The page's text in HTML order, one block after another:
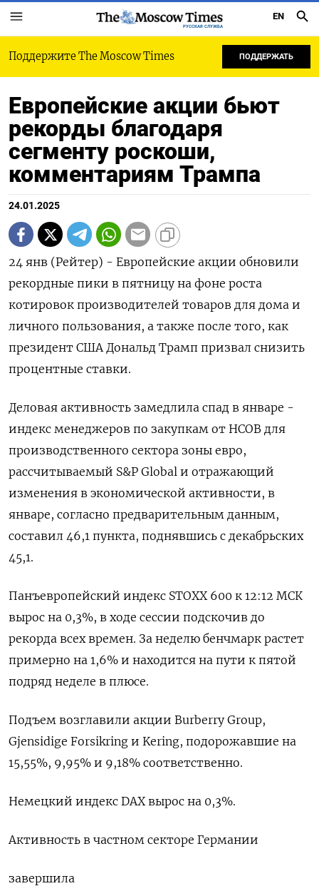
РУССКАЯ СЛУЖБА
EN
Поддержите The Moscow Times ПОДДЕРЖАТЬ
Европейские акции бьют
рекорды благодаря
сегменту роскоши,
комментариям Трампа
24.01.2025
24 янв (Рейтер) - Европейские акции обновили
рекордные пики в пятницу на фоне роста
котировок производителей товаров для дома и
личного пользования, а также после того, как
президент США Дональд Трамп призвал снизить
процентные ставки.
Деловая активность замедлила спад в январе -
индекс менеджеров по закупкам от HCOB для
производственного сектора зоны евро,
рассчитываемый S&P Global и отражающий
изменения в экономической активности, в
январе, согласно предварительным данным,
составил 46,1 пункта, поднявшись с декабрьских
45,1.
Панъевропейский индекс STOXX 600 к 12:12 МСК
вырос на 0,3%, в ходе сессии подскочив до
рекорда всех времен. За неделю бенчмарк растет
примерно на 1,6% и находится на пути к пятой
подряд неделе в плюсе.
Подъем возглавили акции Burberry Group,
Gjensidige Forsikring и Kering, подорожавшие на
15,55%, 9,95% и 9,18% соответственно.
Немецкий индекс DAX вырос на 0,3%.
Активность в частном секторе Германии
завершила